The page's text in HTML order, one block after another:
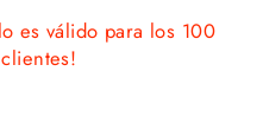
es válido para los 100